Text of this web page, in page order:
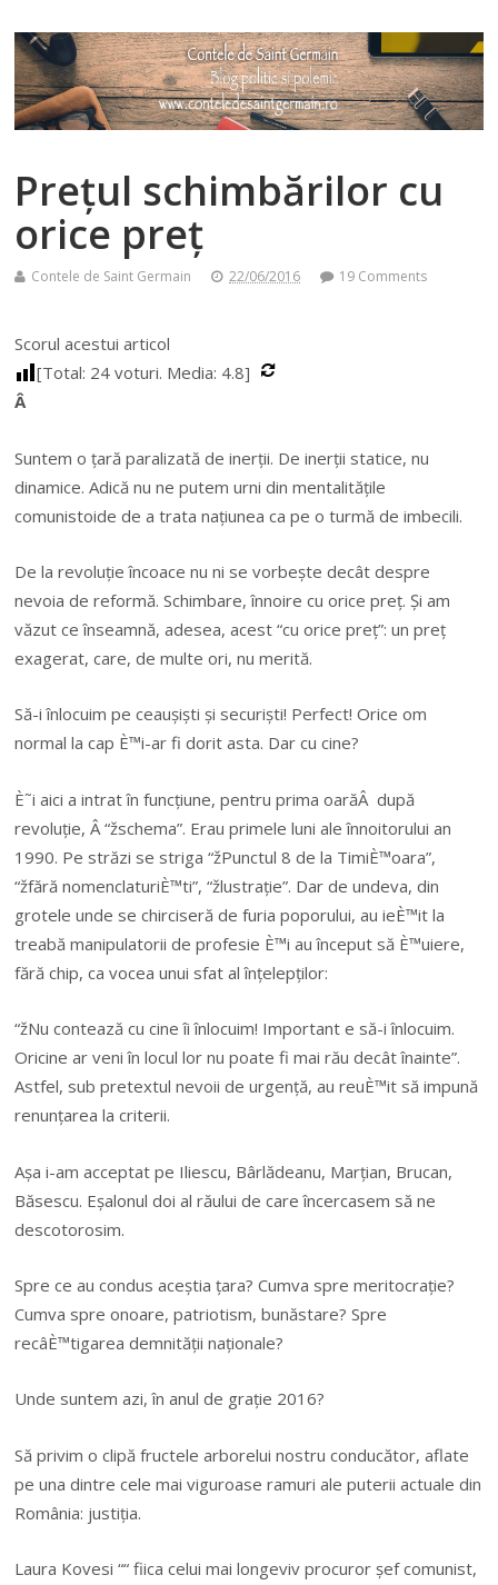
Prețul schimbărilor cu
orice preț
Contele de Saint Germain 22/06/2016 19 Comments
Scorul acestui articol
[Total: 24 voturi. Media: 4.8]
Â
Suntem o țară paralizată de inerții. De inerții statice, nu
dinamice. Adică nu ne putem urni din mentalitățile
comunistoide de a trata națiunea ca pe o turmă de imbecili.
De la revoluție încoace nu ni se vorbește decât despre
nevoia de reformă. Schimbare, înnoire cu orice preț. Și am
văzut ce înseamnă, adesea, acest “cu orice preț”: un preț
exagerat, care, de multe ori, nu merită.
Să-i înlocuim pe ceaușiști și securiști! Perfect! Orice om
normal la cap È™i-ar fi dorit asta. Dar cu cine?
È˜i aici a intrat în funcțiune, pentru prima oarăÂ după
revoluție, Â “žschema”. Erau primele luni ale înnoitorului an
1990. Pe străzi se striga “žPunctul 8 de la TimiÈ™oara”,
“žfără nomenclaturiÈ™ti”, “žlustrație”. Dar de undeva, din
grotele unde se chirciseră de furia poporului, au ieÈ™it la
treabă manipulatorii de profesie È™i au început să È™uiere,
fără chip, ca vocea unui sfat al înțelepților:
“žNu contează cu cine îi înlocuim! Important e să-i înlocuim.
Oricine ar veni în locul lor nu poate fi mai rău decât înainte”.
Astfel, sub pretextul nevoii de urgență, au reuÈ™it să impună
renunțarea la criterii.
Așa i-am acceptat pe Iliescu, Bârlădeanu, Marțian, Brucan,
Băsescu. Eșalonul doi al răului de care încercasem să ne
descotorosim.
Spre ce au condus aceștia țara? Cumva spre meritocrație?
Cumva spre onoare, patriotism, bunăstare? Spre
recâÈ™tigarea demnității naționale?
Unde suntem azi, în anul de grație 2016?
Să privim o clipă fructele arborelui nostru conducător, aflate
pe una dintre cele mai viguroase ramuri ale puterii actuale din
România: justiția.
Laura Kovesi ““ fiica celui mai longeviv procuror șef comunist,